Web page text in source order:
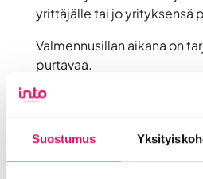
Suostumus
yrittäjälle tai jo yrityksensä
Valmennusillan aikana on
purtavaa.
Valmennusryhmä on
seuraava valmennus
maaliskuussa 2021
Jaa artikkeli